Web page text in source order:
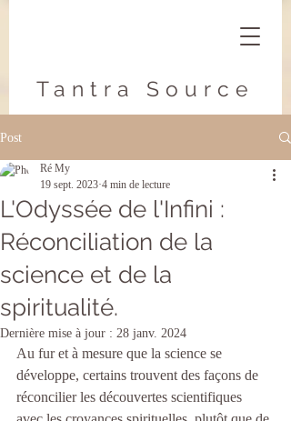
Tantra Source
Post
L'Odyssée de l'Infini :
Réconciliation de la
science et de la
spiritualité.
Ré My
19 sept. 2023 4 min de lecture
Dernière mise à jour : 28 janv. 2024
Au fur et à mesure que la science se
développe, certains trouvent des façons de
réconcilier les découvertes scientifiques